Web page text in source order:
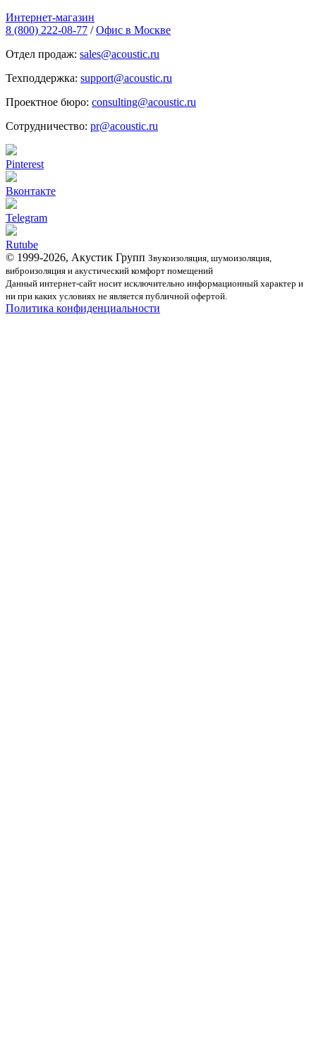
Интернет-магазин
8 (800) 222-08-77 / Офис в Москве
Отдел продаж: sales@acoustic.ru
Техподдержка: support@acoustic.ru
Проектное бюро: consulting@acoustic.ru
Сотрудничество: pr@acoustic.ru
Pinterest
Вконтакте
Telegram
Rutube
© 1999-2026, Акустик Групп Звукоизоляция, шумоизоляция,
виброизоляция и акустический комфорт помещений
Данный интернет-сайт носит исключительно информационный характер и
ни при каких условиях не является публичной офертой.
Политика конфиденциальности